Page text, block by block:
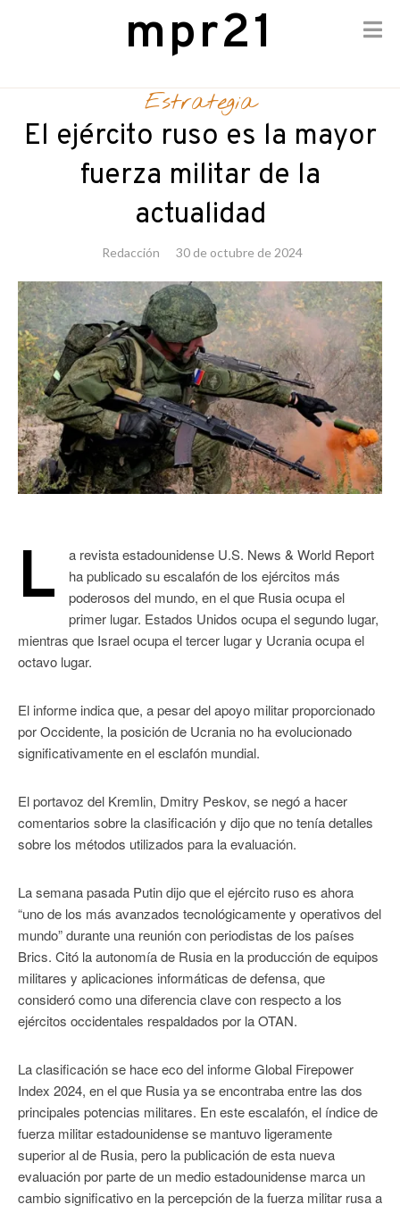
content
mpr21
Estrategia
El ejército ruso es la mayor
fuerza militar de la
actualidad
Redacción 30 de octubre de 2024
L
a revista estadounidense U.S. News & World Report
ha publicado su escalafón de los ejércitos más
poderosos del mundo, en el que Rusia ocupa el
primer lugar. Estados Unidos ocupa el segundo lugar,
mientras que Israel ocupa el tercer lugar y Ucrania ocupa el
octavo lugar.
El informe indica que, a pesar del apoyo militar proporcionado
por Occidente, la posición de Ucrania no ha evolucionado
significativamente en el esclafón mundial.
El portavoz del Kremlin, Dmitry Peskov, se negó a hacer
comentarios sobre la clasificación y dijo que no tenía detalles
sobre los métodos utilizados para la evaluación.
La semana pasada Putin dijo que el ejército ruso es ahora
“uno de los más avanzados tecnológicamente y operativos del
mundo” durante una reunión con periodistas de los países
Brics. Citó la autonomía de Rusia en la producción de equipos
militares y aplicaciones informáticas de defensa, que
consideró como una diferencia clave con respecto a los
ejércitos occidentales respaldados por la OTAN.
La clasificación se hace eco del informe Global Firepower
Index 2024, en el que Rusia ya se encontraba entre las dos
principales potencias militares. En este escalafón, el índice de
fuerza militar estadounidense se mantuvo ligeramente
superior al de Rusia, pero la publicación de esta nueva
evaluación por parte de un medio estadounidense marca un
cambio significativo en la percepción de la fuerza militar rusa a